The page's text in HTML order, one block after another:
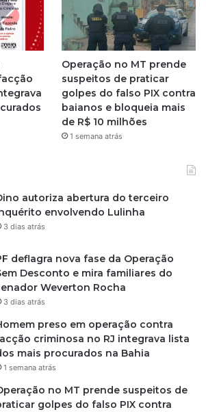
Operação no MT prende
suspeitos de praticar
golpes do falso PIX contra
baianos e bloqueia mais
de R$ 10 milhões
1 semana atrás
autoriza abertura do terceiro
envolvendo Lulinha
3 dias atrás
deflagra nova fase da Operação
Desconto e mira familiares do
Weverton Rocha
3 dias atrás
preso em operação contra
criminosa no RJ integrava lista
mais procurados na Bahia
1 semana atrás
no MT prende suspeitos de
golpes do falso PIX contra